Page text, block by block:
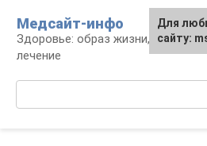
контенту
Медсайт-инфо
Здоровье: образ жизни,
лечение
Для
сайту: